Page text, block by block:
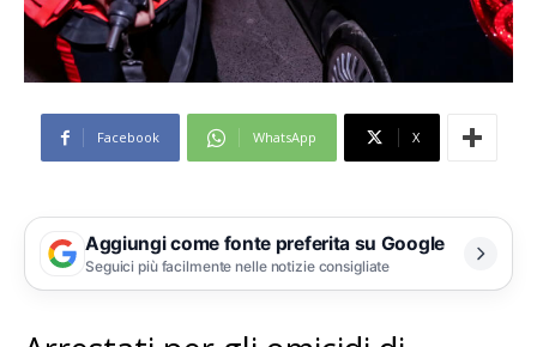
Facebook WhatsApp X
Aggiungi come fonte preferita su Google
Seguici più facilmente nelle notizie consigliate